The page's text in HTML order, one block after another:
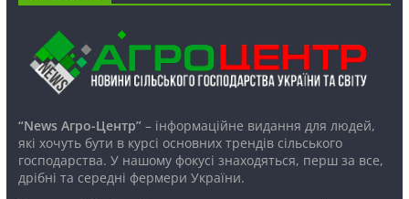
“News Агро-Центр”– інформаційне видання для людей,
які хочуть бути в курсі основних трендів сільського
господарства. У нашому фокусі знаходяться, перш за все,
дрібні та середні фермери України.